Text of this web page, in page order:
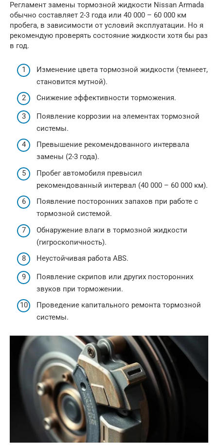
Регламент замены тормозной жидкости Nissan Armada
обычно составляет 2-3 года или 40 000 – 60 000 км
пробега, в зависимости от условий эксплуатации. Но я
рекомендую проверять состояние жидкости хотя бы раз
в год.
Изменение цвета тормозной жидкости (темнеет,
становится мутной).
Снижение эффективности торможения.
Появление коррозии на элементах тормозной
системы.
Превышение рекомендованного интервала
замены (2-3 года).
Пробег автомобиля превысил
рекомендованный интервал (40 000 – 60 000 км).
Появление посторонних запахов при работе с
тормозной системой.
Обнаружение влаги в тормозной жидкости
(гигроскопичность).
Неустойчивая работа ABS.
Появление скрипов или других посторонних
звуков при торможении.
Проведение капитального ремонта тормозной
системы.